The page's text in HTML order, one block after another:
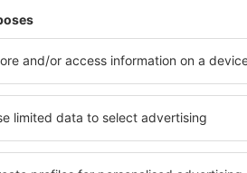
Inchecken op de
Bij het inchecken op
wordt na controle van